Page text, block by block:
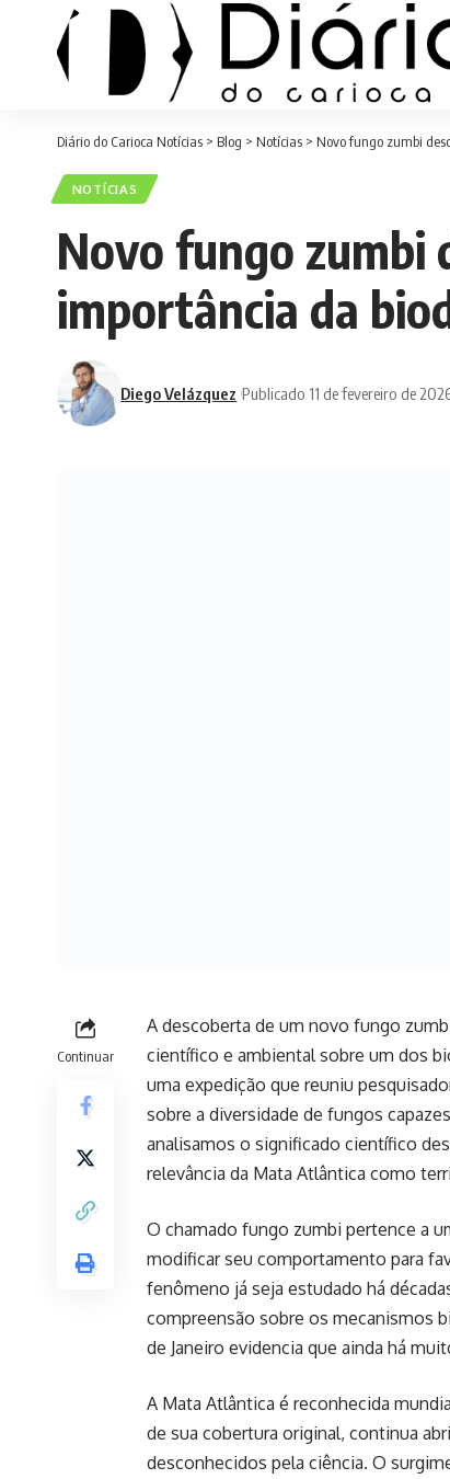
Diário do Carioca Notícias > Blog > Notícias > Novo fungo zumbi
NOTÍCIAS
Novo fungo zumbi
importância da
Diego Velázquez Publicado 11 de fevereiro de
Continuar
A descoberta de um novo fungo
científico e ambiental sobre um dos
uma expedição que reuniu
sobre a diversidade de fungos
analisamos o significado científico
relevância da Mata Atlântica como
O chamado fungo zumbi pertence a
modificar seu comportamento para
fenômeno já seja estudado há
compreensão sobre os mecanismos
de Janeiro evidencia que ainda há
A Mata Atlântica é reconhecida
de sua cobertura original, continua
desconhecidos pela ciência. O